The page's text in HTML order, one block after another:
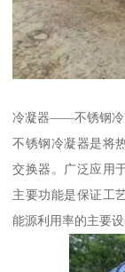
冷凝器——不锈钢冷
不锈钢冷凝器是将
交换器。广泛应用
主要功能是保证工
能源利用率的主要设